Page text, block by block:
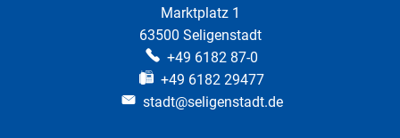
Marktplatz 1
63500 Seligenstadt
+49 6182 87-0
+49 6182 29477
stadt@seligenstadt.de